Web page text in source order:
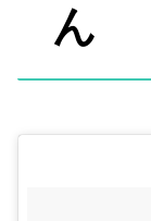
ん